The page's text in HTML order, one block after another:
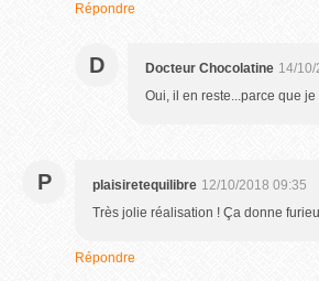
Répondre
D Docteur Chocolatine 14/10/
Oui, il en reste...parce que
P plaisiretequilibre 12/10/2018 09:35
Très jolie réalisation ! Ça donne
Répondre